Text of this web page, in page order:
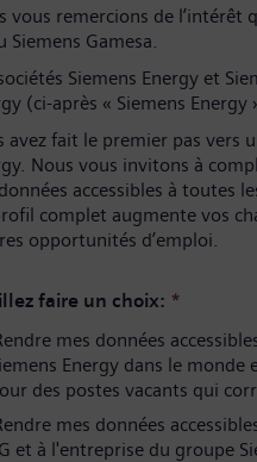
vous remercions de l’intérêt
Siemens Gamesa.
Siemens Energy et
(ci-après « Siemens Energy
avez fait le premier pas vers
Nous vous invitons à
accessibles à toutes
complet augmente vos
opportunités d’emploi.
faire un choix: *
mes données
Energy dans le
des postes vacants qui
mes données
et à l'entreprise du groupe